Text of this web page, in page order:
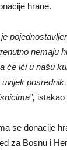
hrane.
nemaju
će ići u našu
istakao
se donacije
za Bosnu i